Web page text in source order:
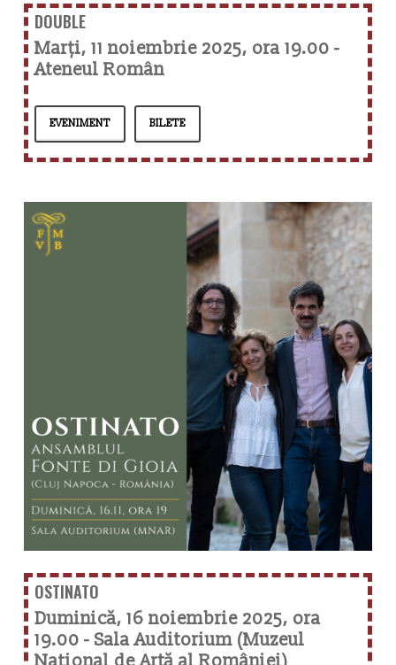
DOUBLE
Marți, 11 noiembrie 2025, ora 19.00 -
Ateneul Român
EVENIMENT BILETE
OSTINATO
Duminică, 16 noiembrie 2025, ora
19.00 - Sala Auditorium (Muzeul